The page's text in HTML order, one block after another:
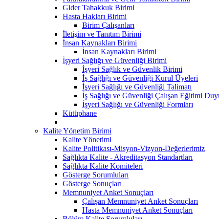
Gider Tahakkuk Birimi
Hasta Hakları Birimi
Birim Çalışanları
İletişim ve Tanıtım Birimi
İnsan Kaynakları Birimi
İnsan Kaynakları Birimi
İşyeri Sağlığı ve Güvenliği Birimi
İşyeri Sağlık ve Güvenlik Birimi
İş Sağlığı ve Güvenliği Kurul Üyeleri
İşyeri Sağlığı ve Güvenliği Talimatı
İş Sağlığı ve Güvenliği Çalışan Eğitimi
İşyeri Sağlığı ve Güvenliği Formları
Kütüphane
Kalite Yönetim Birimi
Kalite Yönetimi
Kalite Politikası-Misyon-Vizyon-Değerlerimiz
Sağlıkta Kalite - Akreditasyon Standartları
Sağlıkta Kalite Komiteleri
Gösterge Sorumluları
Gösterge Sonuçları
Memnuniyet Anket Sonuçları
Çalışan Memnuniyet Anket Sonuçları
Hasta Memnuniyet Anket Sonuçları